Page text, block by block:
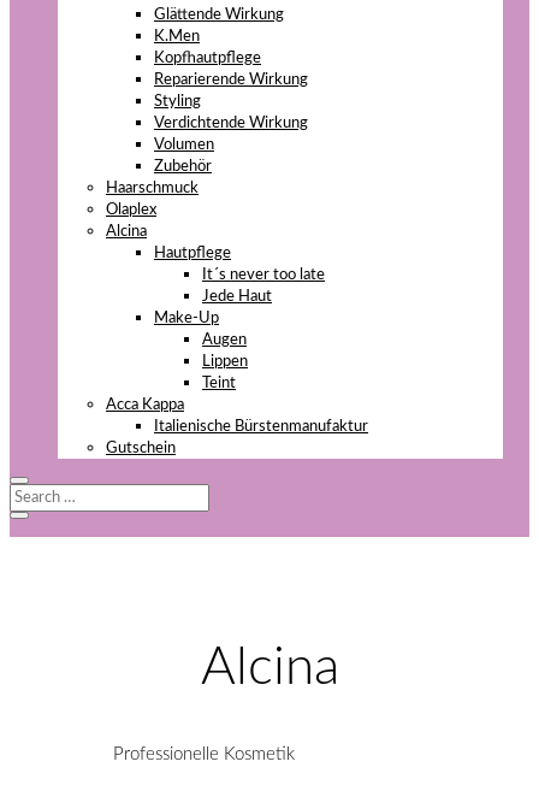
Glättende Wirkung
K.Men
Kopfhautpflege
Reparierende Wirkung
Styling
Verdichtende Wirkung
Volumen
Zubehör
Haarschmuck
Olaplex
Alcina
Hautpflege
It´s never too late
Jede Haut
Make-Up
Augen
Lippen
Teint
Acca Kappa
Italienische Bürstenmanufaktur
Gutschein
Alcina
Professionelle Kosmetik